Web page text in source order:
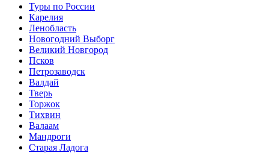
Туры по России
Карелия
Ленобласть
Новогодний Выборг
Великий Новгород
Псков
Петрозаводск
Валдай
Тверь
Торжок
Тихвин
Валаам
Мандроги
Старая Ладога